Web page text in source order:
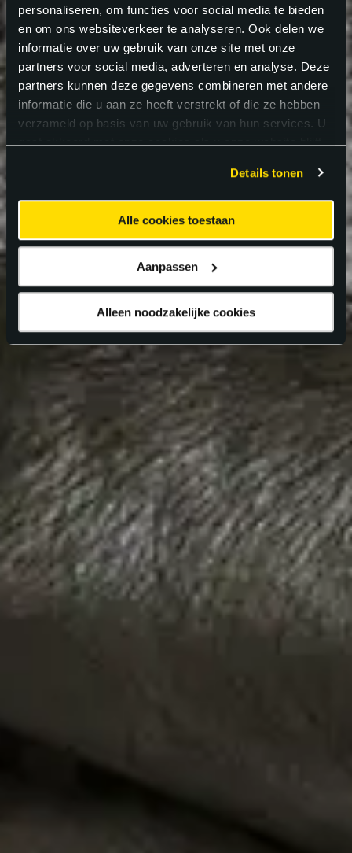
personaliseren, om functies voor social media te bieden
en om ons websiteverkeer te analyseren. Ook delen we
informatie over uw gebruik van onze site met onze
partners voor social media, adverteren en analyse. Deze
partners kunnen deze gegevens combineren met andere
informatie die u aan ze heeft verstrekt of die ze hebben
verzameld op basis van uw gebruik van hun services. U
gaat akkoord met onze cookies als u onze website blijft
Details tonen
Alle cookies toestaan
Aanpassen
Alleen noodzakelijke cookies